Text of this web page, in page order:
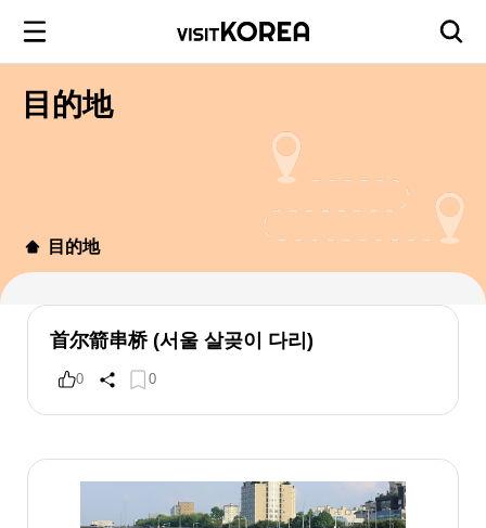
目的地
目的地
首尔箭串桥 (서울 살곶이 다리)
0 0